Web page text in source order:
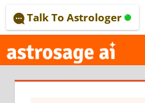
to
content
Talk To Astrologer